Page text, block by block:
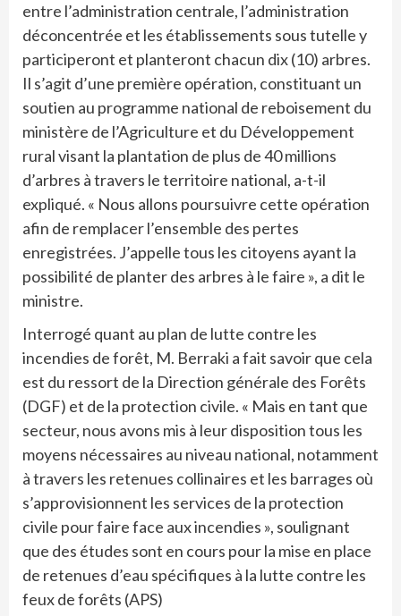
entre l’administration centrale, l’administration
déconcentrée et les établissements sous tutelle y
participeront et planteront chacun dix (10) arbres.
Il s’agit d’une première opération, constituant un
soutien au programme national de reboisement du
ministère de l’Agriculture et du Développement
rural visant la plantation de plus de 40 millions
d’arbres à travers le territoire national, a-t-il
expliqué. « Nous allons poursuivre cette opération
afin de remplacer l’ensemble des pertes
enregistrées. J’appelle tous les citoyens ayant la
possibilité de planter des arbres à le faire », a dit le
ministre.
Interrogé quant au plan de lutte contre les
incendies de forêt, M. Berraki a fait savoir que cela
est du ressort de la Direction générale des Forêts
(DGF) et de la protection civile. « Mais en tant que
secteur, nous avons mis à leur disposition tous les
moyens nécessaires au niveau national, notamment
à travers les retenues collinaires et les barrages où
s’approvisionnent les services de la protection
civile pour faire face aux incendies », soulignant
que des études sont en cours pour la mise en place
de retenues d’eau spécifiques à la lutte contre les
feux de forêts (APS)